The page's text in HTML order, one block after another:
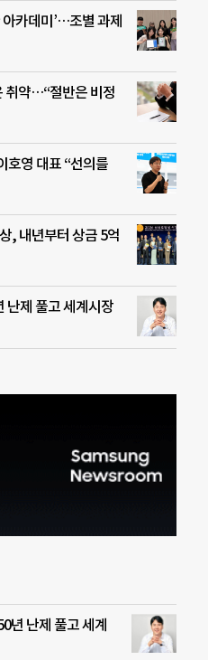
카데미’…조별 과제
취약…“절반은 비정
호영 대표 “선의를
, 내년부터 상금 5억
난제 풀고 세계시장
년 난제 풀고 세계